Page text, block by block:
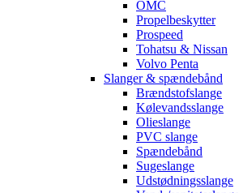
OMC
Propelbeskytter
Prospeed
Tohatsu & Nissan
Volvo Penta
Slanger & spændebånd
Brændstofslange
Kølevandsslange
Olieslange
PVC slange
Spændebånd
Sugeslange
Udstødningsslange